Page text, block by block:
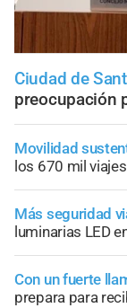
Ciudad de
preocupación
Movilidad
los 670 mil
Más seguridad
luminarias LED
Con un fuerte
prepara para